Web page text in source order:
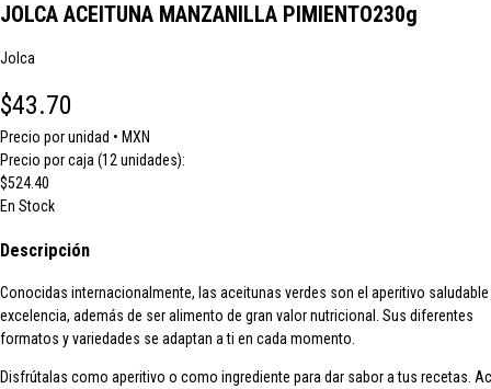
JOLCA ACEITUNA MANZANILLA PIMIENTO230g
Jolca
$43.70
Precio por unidad • MXN
Precio por caja (12 unidades):
$524.40
En Stock
Descripción
Conocidas internacionalmente, las aceitunas verdes son el aperitivo
excelencia, además de ser alimento de gran valor nutricional. Sus diferentes
formatos y variedades se adaptan a ti en cada momento.
Disfrútalas como aperitivo o como ingrediente para dar sabor a tus recetas.